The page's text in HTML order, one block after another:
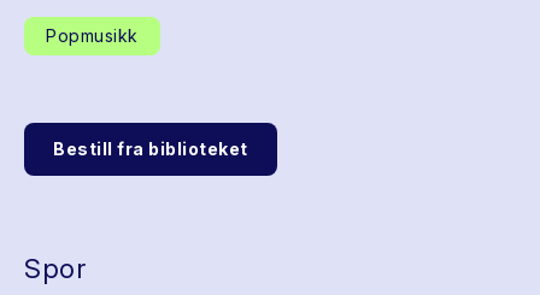
Popmusikk
Bestill fra biblioteket
Spor